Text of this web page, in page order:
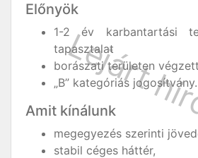
Előnyök
1-2 év karbantartási
tapasztalat
borászati területen
„B” kategóriás jogosítvány.
Amit kínálunk
megegyezés szerinti
stabil céges háttér,